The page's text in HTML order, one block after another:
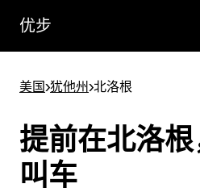
优步
美国>犹他州>北洛根
提前在北洛
叫车